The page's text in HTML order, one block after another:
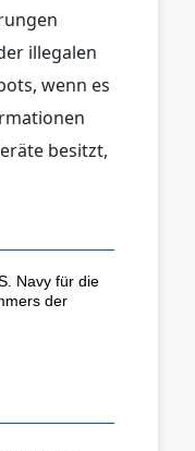
illegalen
wenn es
besitzt,
Navy für die
der